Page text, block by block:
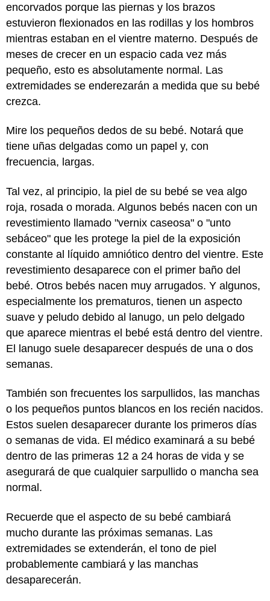
encorvados porque las piernas y los brazos
estuvieron flexionados en las rodillas y los hombros
mientras estaban en el vientre materno. Después de
meses de crecer en un espacio cada vez más
pequeño, esto es absolutamente normal. Las
extremidades se enderezarán a medida que su bebé
crezca.
Mire los pequeños dedos de su bebé. Notará que
tiene uñas delgadas como un papel y, con
frecuencia, largas.
Tal vez, al principio, la piel de su bebé se vea algo
roja, rosada o morada. Algunos bebés nacen con un
revestimiento llamado "vernix caseosa" o "unto
sebáceo" que les protege la piel de la exposición
constante al líquido amniótico dentro del vientre. Este
revestimiento desaparece con el primer baño del
bebé. Otros bebés nacen muy arrugados. Y algunos,
especialmente los prematuros, tienen un aspecto
suave y peludo debido al lanugo, un pelo delgado
que aparece mientras el bebé está dentro del vientre.
El lanugo suele desaparecer después de una o dos
semanas.
También son frecuentes los sarpullidos, las manchas
o los pequeños puntos blancos en los recién nacidos.
Estos suelen desaparecer durante los primeros días
o semanas de vida. El médico examinará a su bebé
dentro de las primeras 12 a 24 horas de vida y se
asegurará de que cualquier sarpullido o mancha sea
normal.
Recuerde que el aspecto de su bebé cambiará
mucho durante las próximas semanas. Las
extremidades se extenderán, el tono de piel
probablemente cambiará y las manchas
desaparecerán.